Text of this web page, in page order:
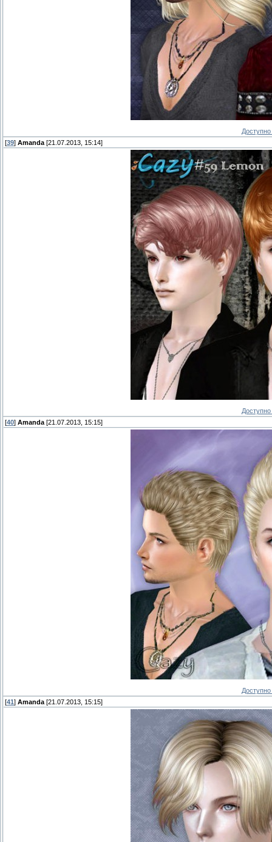
[39] Amanda [21.07.2013, 15:14]
[40] Amanda [21.07.2013, 15:15]
[41 ] Amanda [21.07.2013, 15:15]